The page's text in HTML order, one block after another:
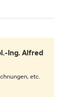
Ing. Alfred
etc.